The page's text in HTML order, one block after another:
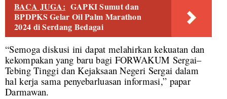
BACA JUGA: GAPKI Sumut dan
BPDPKS Gelar Oil Palm Marathon
2024 di Serdang Bedagai
“Semoga diskusi ini dapat melahirkan kekuatan dan
kekompakan yang baru bagi FORWAKUM Sergai–
Tebing Tinggi dan Kejaksaan Negeri Sergai dalam
hal kerja sama penyebarluasan informasi,” papar
Darmawan.